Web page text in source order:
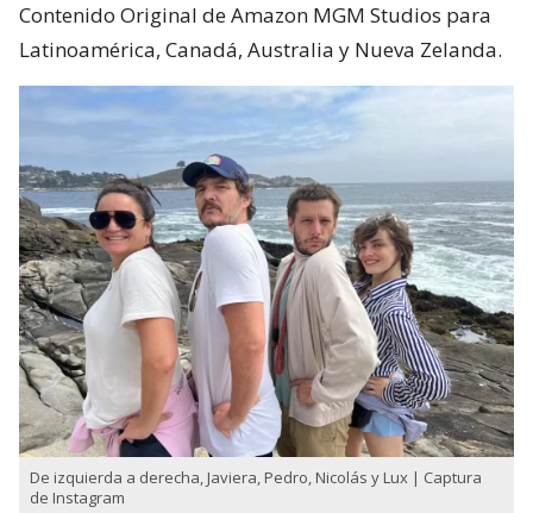
Contenido Original de Amazon MGM Studios para
Latinoamérica, Canadá, Australia y Nueva Zelanda.
De izquierda a derecha, Javiera, Pedro, Nicolás y Lux | Captura
de Instagram